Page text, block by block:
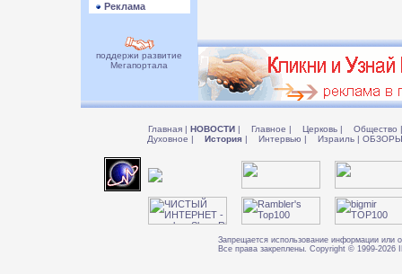
Реклама
поддержи развитие
Мегапортала
Главная | НОВОСТИ | Главное | Церковь | Общество |
Духовное | История | Интервью | Израиль |
Запрещается использование информации или
Все права закреплены. Copyright © 1999-